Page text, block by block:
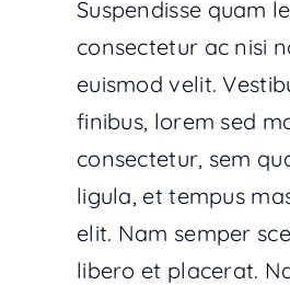
Suspendisse quam
consectetur ac nisi
euismod velit.
finibus, lorem sed
consectetur, sem
ligula, et tempus
elit. Nam semper
libero et placerat.